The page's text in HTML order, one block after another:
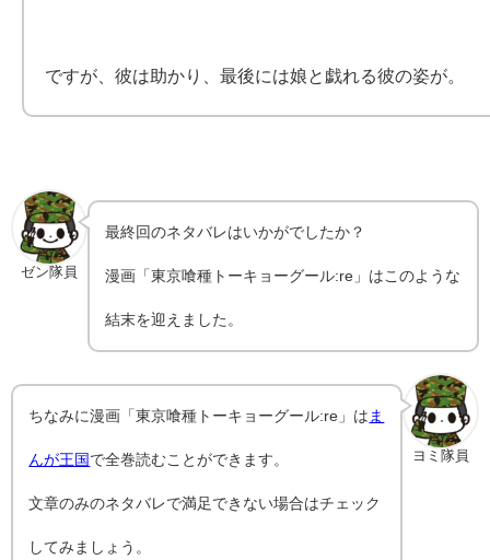
ですが、彼は助かり、最後には娘と戯れる彼の姿が。
ゼン隊員
最終回のネタバレはいかがでしたか？
漫画「東京喰種トーキョーグール:re」はこのような
結末を迎えました。
ヨミ隊員
ちなみに漫画「東京喰種トーキョーグール:re」は ま
んが王国 で全巻読むことができます。
文章のみのネタバレで満足できない場合はチェック
してみましょう。